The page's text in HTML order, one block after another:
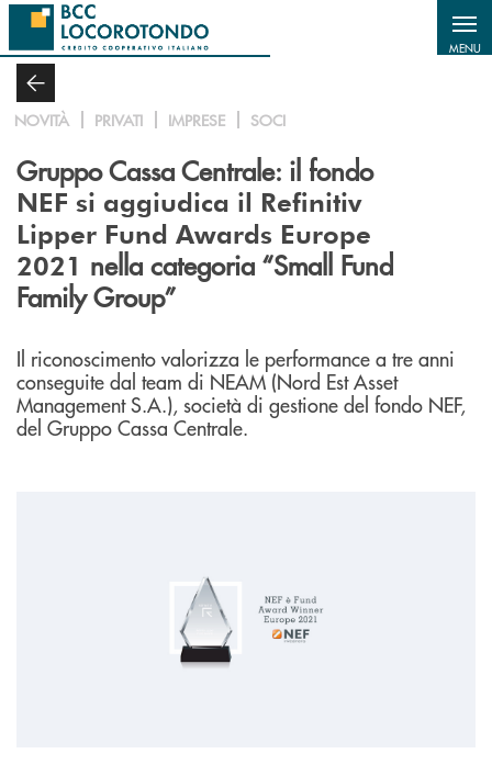
Salta al contenuto principale
MENU
NOVITÀ PRIVATI IMPRESE SOCI
Gruppo Cassa Centrale: il fondo
NEF si aggiudica il Refinitiv
Lipper Fund Awards Europe
2021 nella categoria “Small Fund
Family Group”
Il riconoscimento valorizza le performance a tre anni
conseguite dal team di NEAM (Nord Est Asset
Management S.A.), società di gestione del fondo NEF,
del Gruppo Cassa Centrale.